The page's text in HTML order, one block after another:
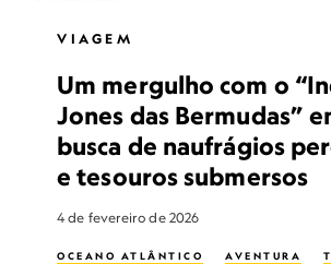
VIAGEM
Um mergulho com o
Jones das Bermudas”
busca de naufrágios
e tesouros submersos
4 de fevereiro de 2026
OCEANO ATLÂNTICO AVENTURA